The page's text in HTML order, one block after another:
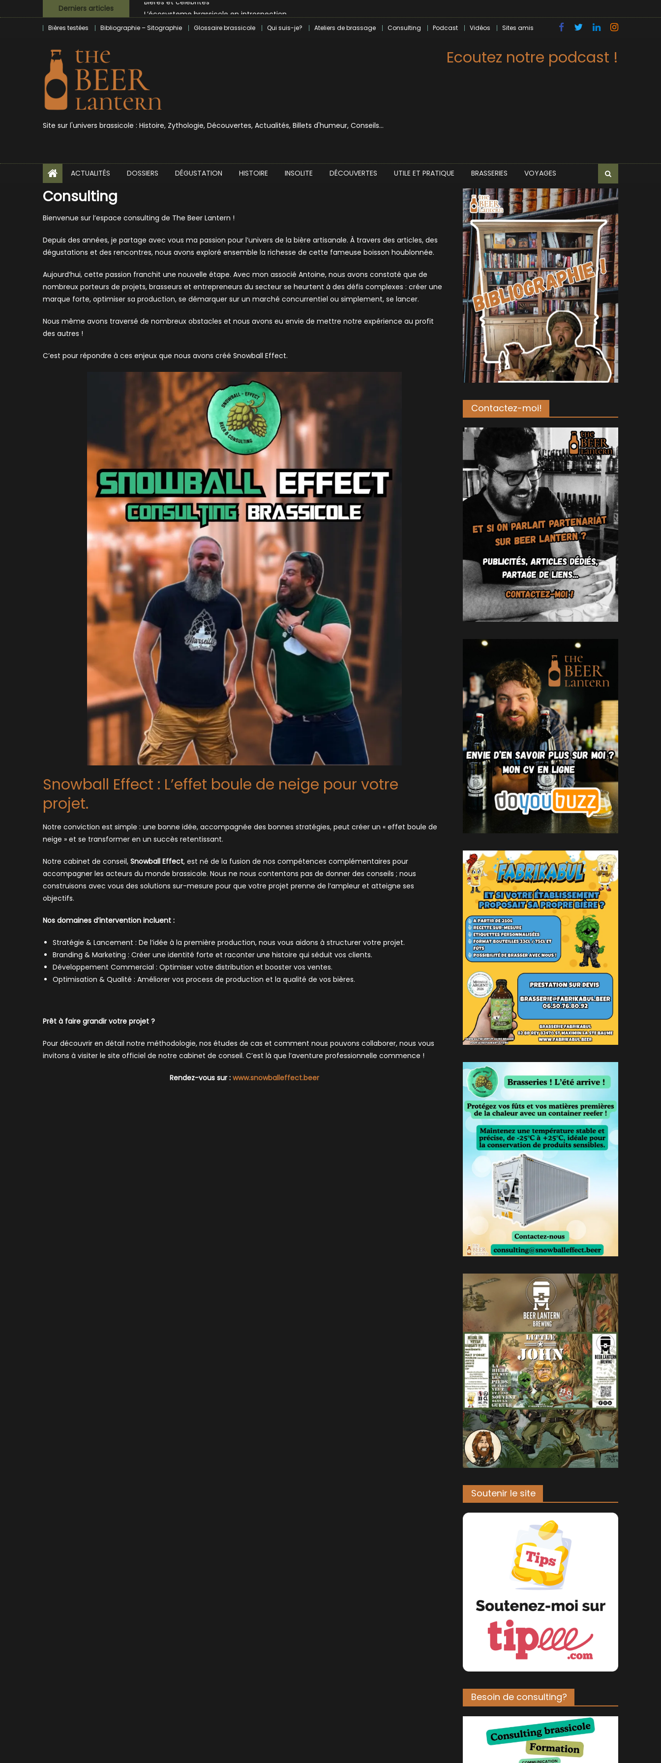
to
Derniers articles
Zoumaï : pionnier de la révolution craft à Marseille
L’intelligence artificielle dans le milieu brassicole
Bières testées Bibliographie – Sitographie Glossaire brassicole Qui suis-je? Ateliers de brassage Consulting Podcast Vidéos Sites amis
Site sur l'univers brassicole : Histoire, Zythologie, Découvertes, Actualités, Billets d'humeur, Conseils…
Ecoutez notre podcast !
ACTUALITÉS DOSSIERS DÉGUSTATION HISTOIRE INSOLITE DÉCOUVERTES UTILE ET PRATIQUE BRASSERIES VOYAGES
Consulting
Bienvenue sur l’espace consulting de The Beer Lantern !
Depuis des années, je partage avec vous ma passion pour l’univers de la bière artisanale. À travers des articles, des
dégustations et des rencontres, nous avons exploré ensemble la richesse de cette fameuse boisson houblonnée.
Aujourd’hui, cette passion franchit une nouvelle étape. Avec mon associé Antoine, nous avons constaté que de
nombreux porteurs de projets, brasseurs et entrepreneurs du secteur se heurtent à des défis complexes : créer une
marque forte, optimiser sa production, se démarquer sur un marché concurrentiel ou simplement, se lancer.
Nous même avons traversé de nombreux obstacles et nous avons eu envie de mettre notre expérience au profit
des autres !
C’est pour répondre à ces enjeux que nous avons créé Snowball Effect.
Snowball Effect : L’effet boule de neige pour votre
projet.
Notre conviction est simple : une bonne idée, accompagnée des bonnes stratégies, peut créer un « effet boule de
neige » et se transformer en un succès retentissant.
Notre cabinet de conseil, Snowball Effect, est né de la fusion de nos compétences complémentaires pour
accompagner les acteurs du monde brassicole. Nous ne nous contentons pas de donner des conseils ; nous
construisons avec vous des solutions sur-mesure pour que votre projet prenne de l’ampleur et atteigne ses
objectifs.
Nos domaines d’intervention incluent :
Stratégie & Lancement : De l’idée à la première production, nous vous aidons à structurer votre projet.
Branding & Marketing : Créer une identité forte et raconter une histoire qui séduit vos clients.
Développement Commercial : Optimiser votre distribution et booster vos ventes.
Optimisation & Qualité : Améliorer vos process de production et la qualité de vos bières.
Prêt à faire grandir votre projet ?
Pour découvrir en détail notre méthodologie, nos études de cas et comment nous pouvons collaborer, nous vous
invitons à visiter le site officiel de notre cabinet de conseil. C’est là que l’aventure professionnelle commence !
Rendez-vous sur : www.snowballeffect.beer
Contactez-moi!
Soutenir le site
Besoin de consulting?